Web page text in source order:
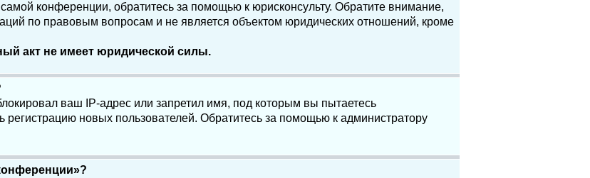
конференции, обратитесь за помощью к юрисконсульту. Обратите внимание,
по правовым вопросам и не является объектом юридических отношений, кроме
акт не имеет юридической силы.
ваш IP-адрес или запретил имя, под которым вы пытаетесь
регистрацию новых пользователей. Обратитесь за помощью к администратору